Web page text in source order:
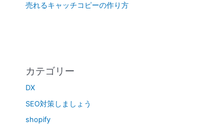
売れるキャッチコピーの作り方
カテゴリー
DX
SEO対策しましょう
shopify